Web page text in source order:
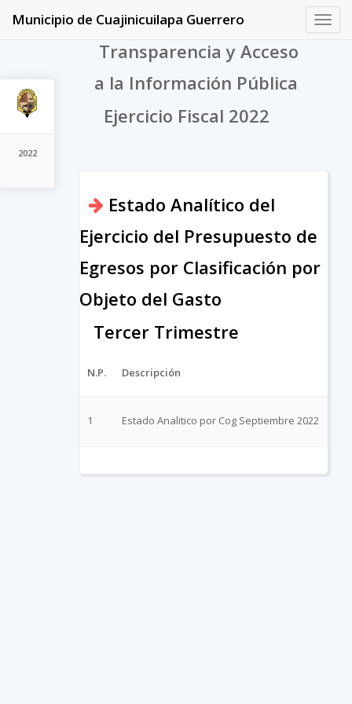
2022
Municipio de Cuajinicuilapa Guerrero
Transparencia y Acceso
a la Información Pública
Ejercicio Fiscal 2022
Estado Analítico del
Ejercicio del Presupuesto de
Egresos por Clasificación por
Objeto del Gasto
Tercer Trimestre
N.P. Descripción
1 Estado Analitico por Cog Septiembre 2022